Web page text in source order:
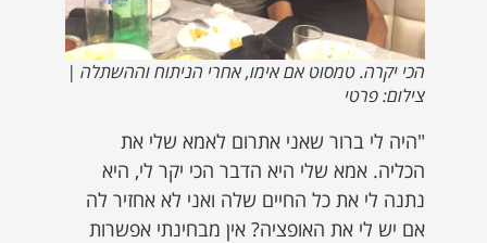
הכי יקרה. טמסוט אם אימו, אחרי הניתוח וההשתלה |
צילום: פרטי
"היה לי ברור שאני אתרום לאמא שלי את
הכליה. אמא שלי היא הדבר הכי יקר לי, היא
נתנה לי את כל החיים שלה ואני לא אחזיר לה
אם יש לי את האופציה? אין מבחינתי אפשרות